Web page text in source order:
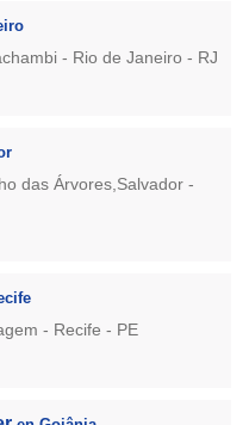
- Rio de Janeiro - RJ
das Árvores,Salvador -
- Recife - PE